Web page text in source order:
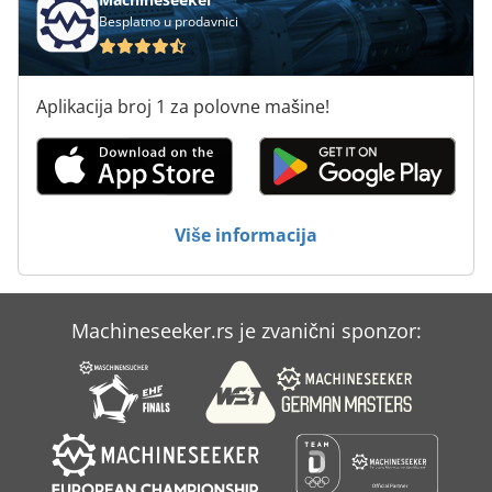
Besplatno u prodavnici
Aplikacija broj 1 za polovne mašine!
Više informacija
Machineseeker.rs je zvanični sponzor: